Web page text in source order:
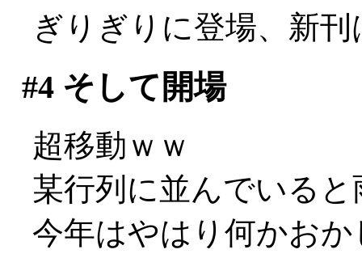
ぎりぎりに登場、新
#4そして開場
超移動ｗｗ
某行列に並んでいる
今年はやはり何かお